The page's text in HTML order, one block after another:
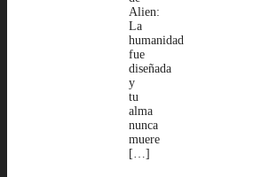
Alien:
La
humanidad
fue
diseñada
y
tu
alma
nunca
muere
[…]